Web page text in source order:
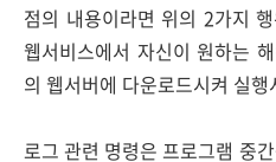
점의 내용이라면 위의 2가지
웹서비스에서 자신이 원하는
의 웹서버에 다운로드시켜 실
로그 관련 명령은 프로그램 중